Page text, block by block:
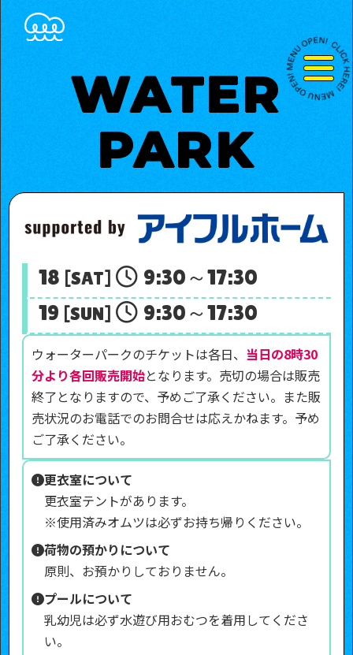
キ
WATER
PARK
18 [SAT]
9:30～17:30
19 [SUN] 9:30～17:30
ウォーターパークのチケットは各日、 当日の8時30
分より各回販売開始となります。売切の場合は販売
終了となりますので、予めご了承ください。また販
売状況のお電話でのお問合せは応えかねます。予め
ご了承ください。
更衣室について
更衣室テントがあります。
※使用済みオムツは必ずお持ち帰りください。
荷物の預かりについて
原則、お預かりしておりません。
プールについて
乳幼児は必ず水遊び用おむつを着用してくださ
い。